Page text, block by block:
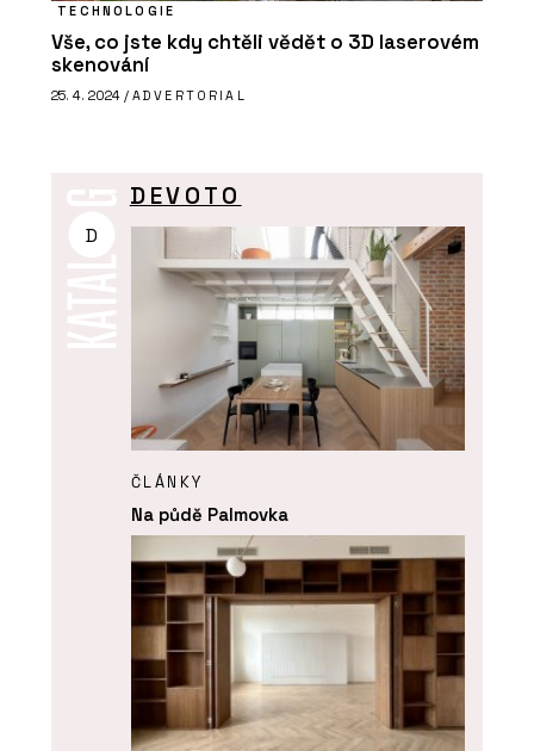
TECHNOLOGIE
Vše, co jste kdy chtěli vědět o 3D laserovém
skenování
25. 4. 2024 / ADVERTORIAL
D
DEVOTO
ČLÁNKY
Na půdě Palmovka